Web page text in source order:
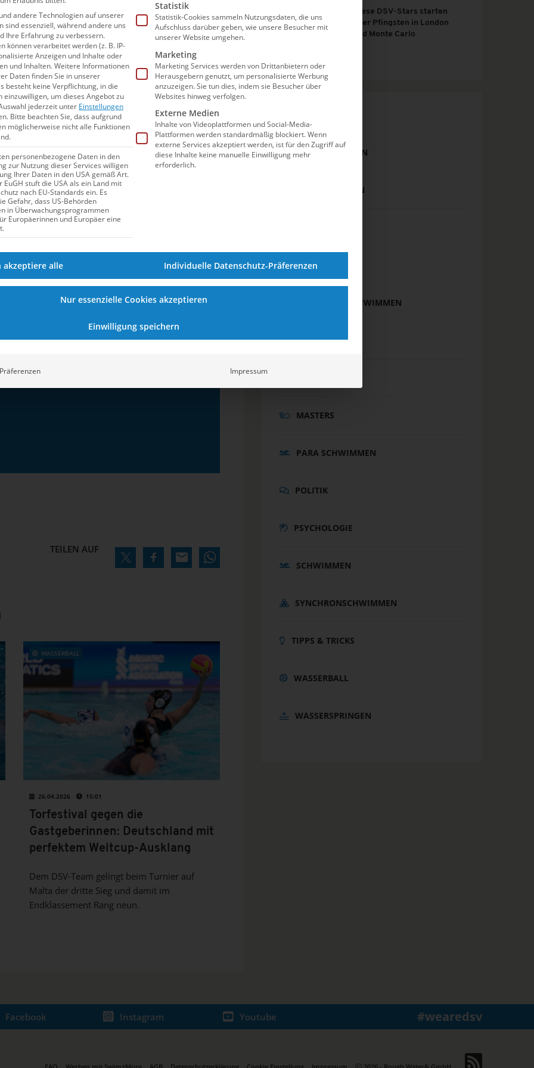
Vierte der Vorsaison OSC Potsdam
ist dasStadionbad in Hannover.
Kräftemessen der Top-
Waspo und Potsdam sowie
Spiel um Platz drei und das Finale folgen
Format mit vier Mannschaften hatten wir
sagte RundenleiterHolger Sonnenfeld–
der Top-Teams kurz vor
die allesamt ja auch international
Männer
OSC Potsdam
Spandau 04
TEILEN AUF
WASSERBALL
26.04.2026 15:01
Torfestival gegen die
Gastgeberinnen: Deutschland mit
perfektem Weltcup-Ausklang
Dem DSV-Team gelingt beim Turnier auf
Malta der dritte Sieg und damit im
Endklassement Rang neun.
Diese DSV-Stars starten
über Pfingsten in London
und Monte Carlo
DJM SCHWIMMEN
DM SCHWIMMEN
EVENTS
FREIWASSERSCHWIMMEN
INTERNATIONAL
MASTERS
PARA SCHWIMMEN
POLITIK
PSYCHOLOGIE
SCHWIMMEN
SYNCHRONSCHWIMMEN
TIPPS & TRICKS
WASSERBALL
WASSERSPRINGEN
Facebook Instagram Youtube #wearedsv
andere Technologien auf unserer
sind essenziell, während andere uns
Ihre Erfahrung zu verbessern.
können verarbeitet werden (z. B. IP-
Anzeigen und Inhalte oder
und Inhalten.Weitere Informationen
Daten finden Sie in unserer
besteht keine Verpflichtung, in die
um dieses Angebot zu
jederzeit unter Einstellungen
Bitte beachten Sie, dass aufgrund
möglicherweise nicht alle Funktionen
personenbezogene Daten in den
zur Nutzung dieser Services willigen
Ihrer Daten in den USA gemäß Art.
EuGH stuft die USA als ein Land mit
nach EU-Standards ein. Es
Gefahr, dass US-Behörden
in Überwachungsprogrammen
Europäerinnen und Europäer eine
Statistik
Statistik-Cookies sammeln Nutzungsdaten, die uns
Aufschluss darüber geben, wie unsere Besucher mit
unserer Website umgehen.
Marketing
Marketing Services werden von Drittanbietern oder
Herausgebern genutzt, um personalisierte Werbung
anzuzeigen. Sie tun dies, indem sie Besucher über
Websites hinweg verfolgen.
Externe Medien
Inhalte von Videoplattformen und Social-Media-
Plattformen werden standardmäßig blockiert. Wenn
externe Services akzeptiert werden, ist für den Zugriff auf
diese Inhalte keine manuelle Einwilligung mehr
erforderlich.
akzeptiere alle Individuelle Datenschutz-Präferenzen
Nur essenzielle Cookies akzeptieren
Einwilligung speichern
Präferenzen Impressum